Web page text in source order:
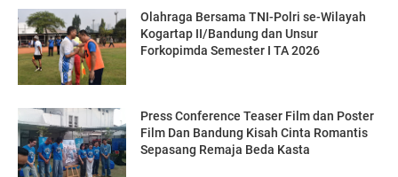
Olahraga Bersama TNI-Polri se-Wilayah
Kogartap II/Bandung dan Unsur
Forkopimda Semester I TA 2026
Press Conference Teaser Film dan Poster
Film Dan Bandung Kisah Cinta Romantis
Sepasang Remaja Beda Kasta